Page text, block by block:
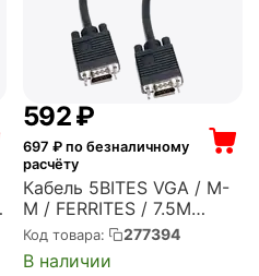
‍592‍₽
697 ₽ по безналичному
расчёту
Кабель 5BITES VGA / M-
M / FERRITES / 7.5M
(APC-133-075)
Код товара: 277394
В наличии